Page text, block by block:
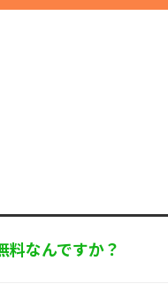
本人からの苦情およ
適正な個人情報保
個人情報に関する
料なんですか？